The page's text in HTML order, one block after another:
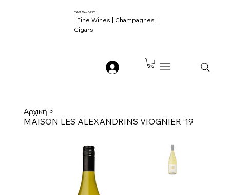
CAVADel VINO
Fine Wines | Champagnes |
Cigars
Αρχική >
MAISON LES ALEXANDRINS VIOGNIER ’19